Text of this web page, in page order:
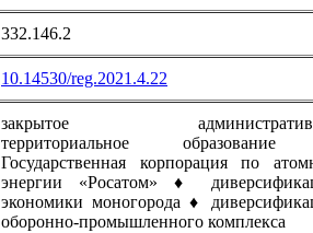
332.146.2
10.14530/reg.2021.4.22
закрытое
территориальное
Государственная корпорация по
энергии «Росатом» ♦
экономики моногорода ♦
оборонно-промышленного комплекса